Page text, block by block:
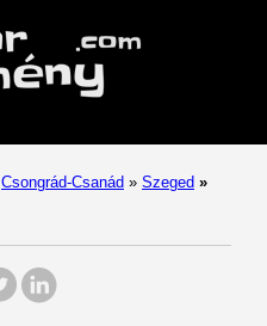
Csongrád-Csanád » Szeged »